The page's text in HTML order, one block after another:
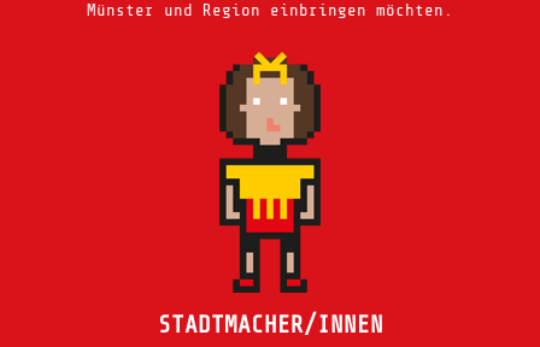
Münster und Region einbringen möchten.
STADTMACHER/INNEN